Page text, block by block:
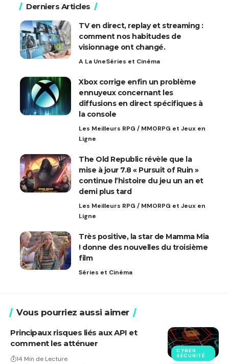
Derniers Articles
TV en direct, replay et streaming :
comment nos habitudes de
visionnage ont changé.
A La UneSéries et Cinéma
Xbox corrige enfin un problème
ennuyeux concernant les
diffusions en direct spécifiques à
la console
Les Meilleurs RPG / MMORPG et Jeux en
Ligne
The Old Republic révèle que la
mise à jour 7.8 « Pursuit of Ruin »
continue l’histoire du jeu un an et
demi plus tard
Les Meilleurs RPG / MMORPG et Jeux en
Ligne
Très positive, la star de Mamma Mia
! donne des nouvelles du troisième
film
Séries et Cinéma
Vous pourriez aussi aimer
CYBER
SÉCURITÉ
Principaux risques liés aux API et
comment les atténuer
14 Min de Lecture